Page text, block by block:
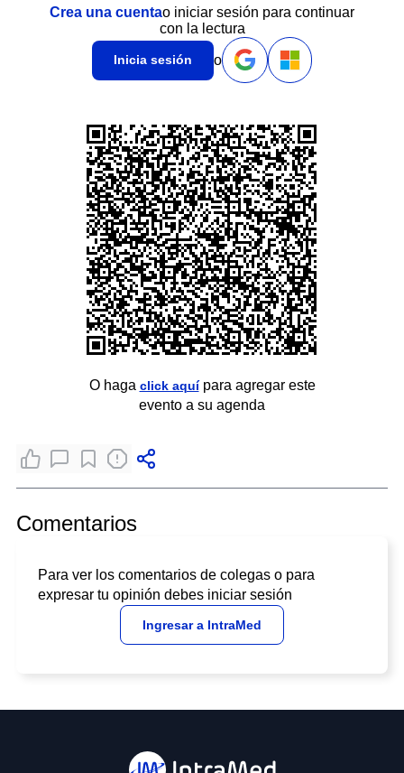
Crea una cuentao iniciar sesión para continuar
con la lectura
Inicia sesión o
O haga click aquípara agregar este
evento a su agenda
Comentarios
Para ver los comentarios de colegas o para
expresar tu opinión debes iniciar sesión
Ingresar a IntraMed